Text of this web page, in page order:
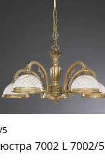
5
7002 L 7002/5